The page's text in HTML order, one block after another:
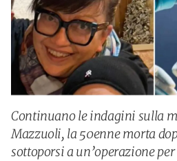
Continuano le indagini sulla
Mazzuoli, la 50enne morta
sottoporsi a un’operazione